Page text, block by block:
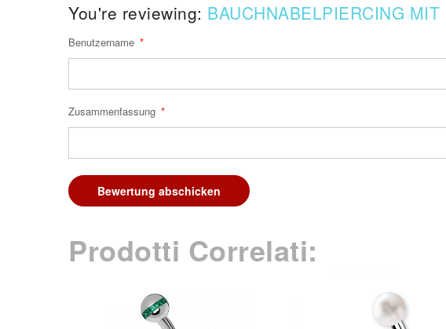
You're reviewing: BAUCHNABELPIERCING MIT
Benutzername
Zusammenfassung
Bewertung abschicken
Prodotti Correlati: